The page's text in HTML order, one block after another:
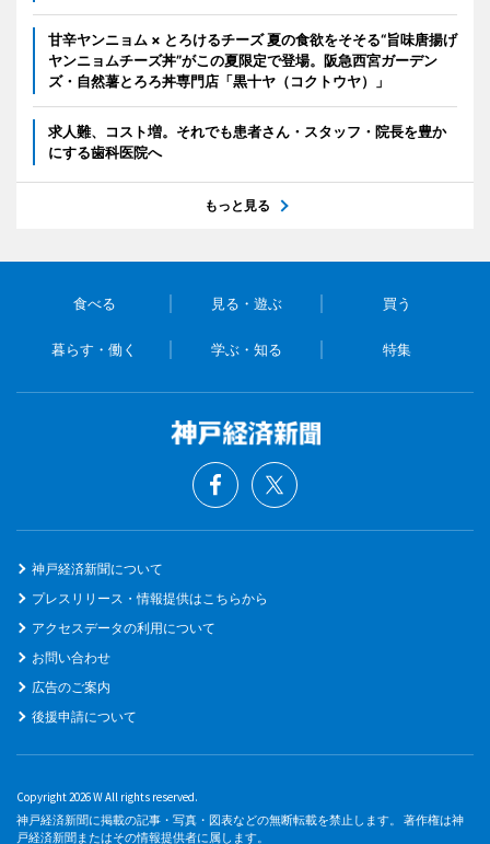
甘辛ヤンニョム × とろけるチーズ 夏の食欲をそそる“旨味唐揚げ
ヤンニョムチーズ丼”がこの夏限定で登場。阪急西宮ガーデン
ズ・自然薯とろろ丼専門店「黒十ヤ（コクトウヤ）」
求人難、コスト増。それでも患者さん・スタッフ・院長を豊か
にする歯科医院へ
もっと見る
食べる 見る・遊ぶ 買う
暮らす・働く 学ぶ・知る 特集
神戸経済新聞について
プレスリリース・情報提供はこちらから
アクセスデータの利用について
お問い合わせ
広告のご案内
後援申請について
Copyright 2026 W All rights reserved.
神戸経済新聞に掲載の記事・写真・図表などの無断転載を禁止します。 著作権は神
戸経済新聞またはその情報提供者に属します。